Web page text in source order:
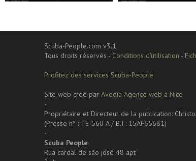
Scuba-People.com v3.1
Tous droits réservés - Conditions d'utilisation -
Profitez des services Scuba-People
Site web créé par Avedia Agence web à Nice
-
Propriétaire et Directeur de la publication:
(Presse n° : TE-560 A / B.I : 15AF65681)
-
Scuba People
Rua cardal de são josé 48 apt